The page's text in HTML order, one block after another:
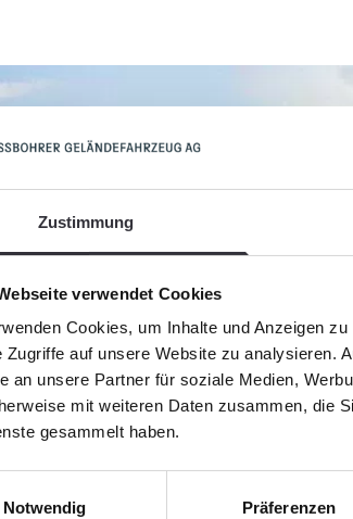
Zustimmung
verwendet Cookies
Cookies, um Inhalte und Anzeigen
Zugriffe auf unsere Website zu analysieren.
an unsere Partner für soziale Medien,
mit weiteren Daten zusammen, die
gesammelt haben.
Notwendig
Präferenzen